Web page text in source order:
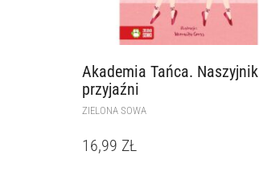
Akademia Tańca. Naszyjnik
przyjaźni
ZIELONA SOWA
16,99 ZŁ